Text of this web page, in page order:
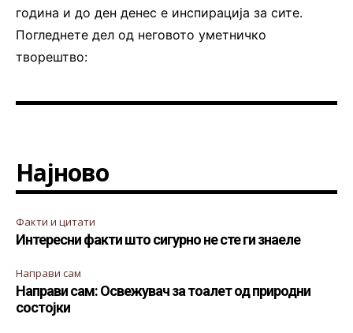
година и до ден денес е инспирација за сите.
Погледнете дел од неговото уметничко
творештво:
Најново
Факти и цитати
Интересни факти што сигурно не сте ги знаеле
Направи сам
Направи сам: Освежувач за тоалет од природни
состојки